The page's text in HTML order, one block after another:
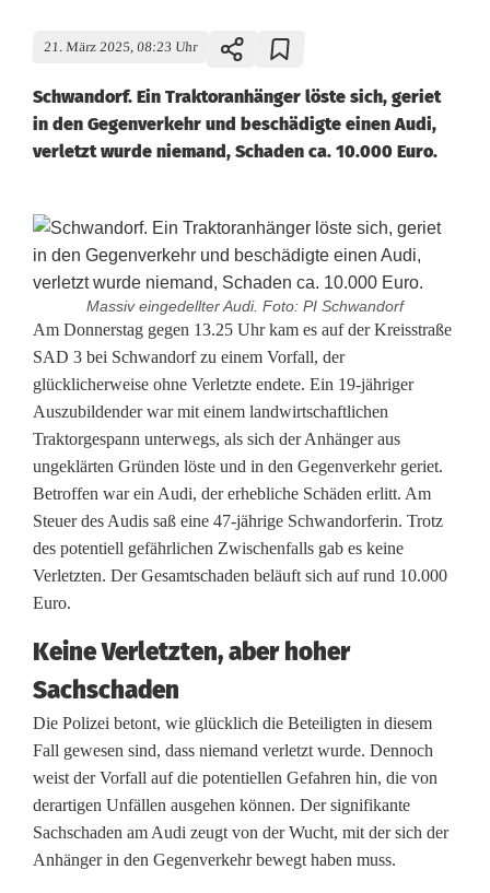
21. März 2025, 08:23 Uhr
Schwandorf. Ein Traktoranhänger löste sich, geriet
in den Gegenverkehr und beschädigte einen Audi,
verletzt wurde niemand, Schaden ca. 10.000 Euro.
Massiv eingedellter Audi. Foto: PI Schwandorf
A
u
d
i
b
e
s
h
d
i
g
t
Am Donnerstag gegen 13.25 Uhr kam es auf der Kreisstraße
SAD 3 bei Schwandorf zu einem Vorfall, der
glücklicherweise ohne Verletzte endete. Ein 19-jähriger
Auszubildender war mit einem landwirtschaftlichen
Traktorgespann unterwegs, als sich der Anhänger aus
ungeklärten Gründen löste und in den Gegenverkehr geriet.
Betroffen war ein Audi, der erhebliche Schäden erlitt. Am
Steuer des Audis saß eine 47-jährige Schwandorferin. Trotz
des potentiell gefährlichen Zwischenfalls gab es keine
Verletzten. Der Gesamtschaden beläuft sich auf rund 10.000
Euro.
Keine Verletzten, aber hoher
Sachschaden
Die Polizei betont, wie glücklich die Beteiligten in diesem
Fall gewesen sind, dass niemand verletzt wurde. Dennoch
weist der Vorfall auf die potentiellen Gefahren hin, die von
derartigen Unfällen ausgehen können. Der signifikante
Sachschaden am Audi zeugt von der Wucht, mit der sich der
Anhänger in den Gegenverkehr bewegt haben muss.